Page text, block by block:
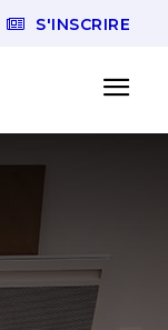
S'INSCRIRE